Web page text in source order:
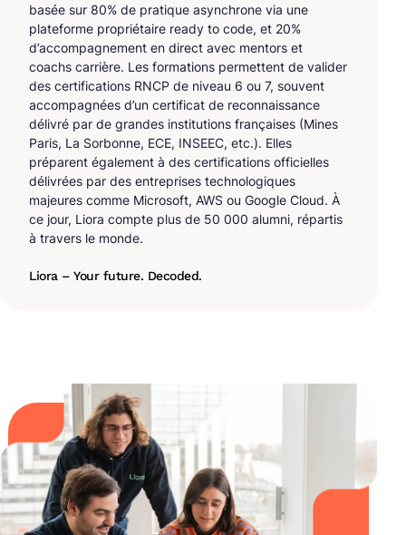
basée sur 80% de pratique asynchrone via une
plateforme propriétaire ready to code, et 20%
d’accompagnement en direct avec mentors et
coachs carrière. Les formations permettent de valider
des certifications RNCP de niveau 6 ou 7, souvent
accompagnées d’un certificat de reconnaissance
délivré par de grandes institutions françaises (Mines
Paris, La Sorbonne, ECE, INSEEC, etc.). Elles
préparent également à des certifications officielles
délivrées par des entreprises technologiques
majeures comme Microsoft, AWS ou Google Cloud. À
ce jour, Liora compte plus de 50 000 alumni, répartis
à travers le monde.
Liora – Your future. Decoded.